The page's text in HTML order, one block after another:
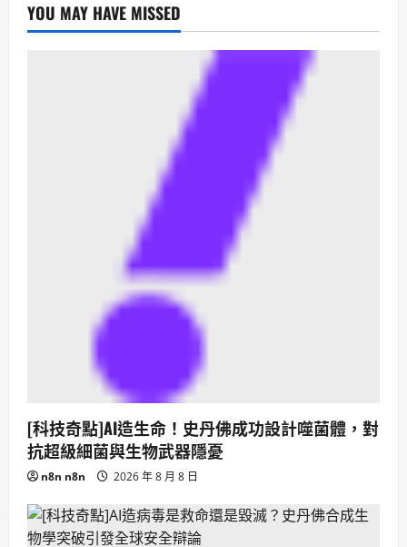
YOU MAY HAVE MISSED
[科技奇點]AI造生命！史丹佛成功設計噬菌體，對
抗超級細菌與生物武器隱憂
n8n n8n 2026 年 8 月 8 日